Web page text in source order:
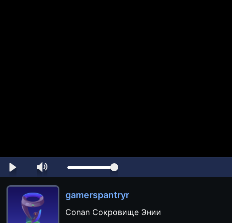
gamerspantryr
Conan Сокровище Энии